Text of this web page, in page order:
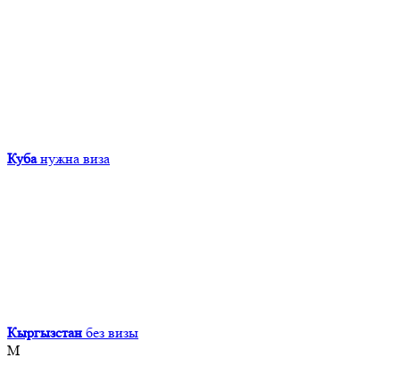
Куба нужна виза
Кыргызcтан без визы
М